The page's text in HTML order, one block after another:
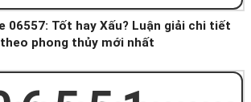
06557: Tốt hay Xấu? Luận giải chi tiết
phong thủy mới nhất